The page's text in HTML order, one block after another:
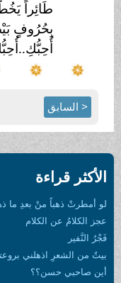
طَائِراً
بِحُرُوفٍ
< السابق
الأكثر قراءة
لو أمطرتْ ذهباً منْ بعدِ ما ذهبا
عجز الكلامُ عن الكلام
فَجْرُ النَّفير
بيتٌ من الشعرِ اذهلني بروعتهِ
أين صاحبي حسن؟؟